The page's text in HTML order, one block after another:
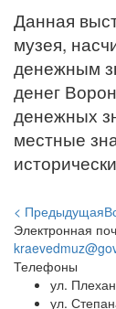
Данная
музея,
денежным
денег
денежных
местные
< Предыдущая
Электронная
Телефоны
ул.
ул.